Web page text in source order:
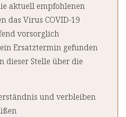
aktuell empfohlenen
das Virus COVID-19
vorsorglich
Ersatztermin gefunden
dieser Stelle über die
und verbleiben